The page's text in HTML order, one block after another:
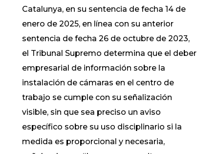
Catalunya, en su sentencia de fecha 14 de
enero de 2025, en línea con su anterior
sentencia de fecha 26 de octubre de 2023,
el Tribunal Supremo determina que el deber
empresarial de información sobre la
instalación de cámaras en el centro de
trabajo se cumple con su señalización
visible, sin que sea preciso un aviso
específico sobre su uso disciplinario si la
medida es proporcional y necesaria,